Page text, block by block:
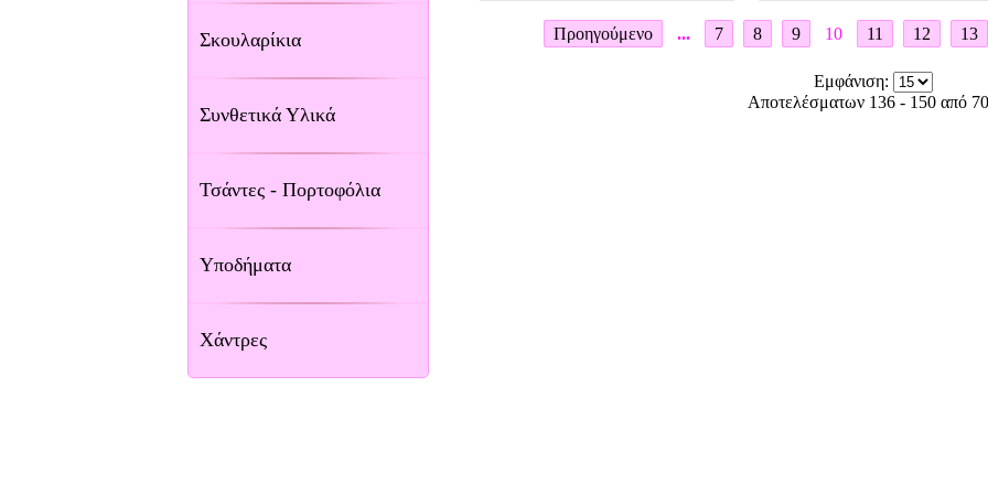
Σκουλαρίκια
Συνθετικά Υλικά
Τσάντες - Πορτοφόλια
Υποδήματα
Χάντρες
Προηγούμενο ... 7 8 9 10 11 12 13
Εμφάνιση:
Αποτελέσματων 136 - 150 από